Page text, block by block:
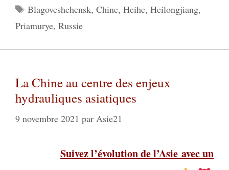
Étiquettes
Blagoveshchensk, Chine, Heihe, Heilongjiang,
Priamurye, Russie
La Chine au centre des enjeux
hydrauliques asiatiques
9 novembre 2021 par Asie21
Suivez l’évolution de l’Asie avec un